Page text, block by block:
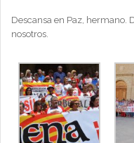
Descansa en Paz, hermano.
nosotros.